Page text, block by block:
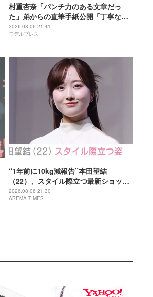
村重杏奈「パンチ力のある文章だっ
た」弟からの直筆手紙公開「丁寧な
字」「読みやすい」と反響
2026.08.06 21:41
モデルプレス
“1年前に10kg減報告”本田望結
（22）、スタイル際立つ最新ショット
に反響「痩せた？」「ミトちゃんに似
てきた」
2026.08.06 21:30
ABEMA TIMES